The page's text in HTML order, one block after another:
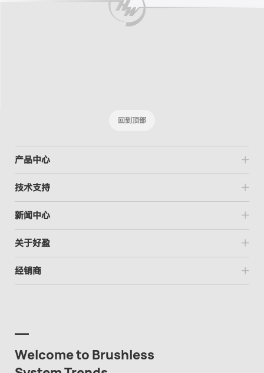
回到顶部
产品中心
技术支持
新闻中心
关于好盈
经销商
Welcome to Brushless